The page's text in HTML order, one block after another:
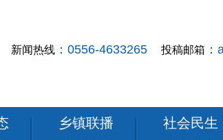
新闻热线 ：0556-4633265 投稿邮箱
乡镇联播
社会民生